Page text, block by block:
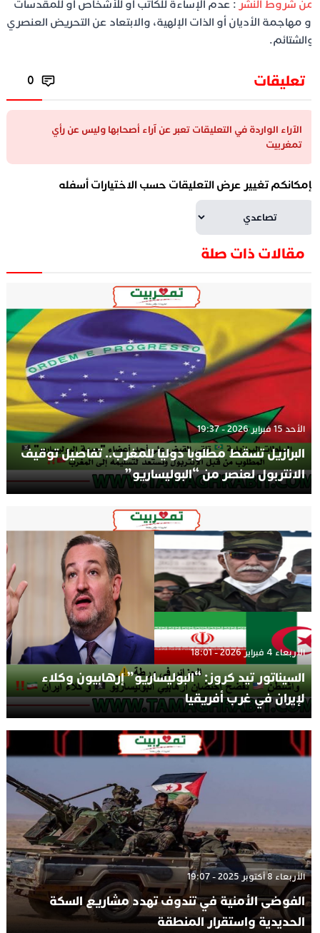
شروط النشر: عدم الإساءة للكاتب أو للأشخاص أو للمقدسات
مهاجمة الأديان أو الذات الإلهية، والابتعاد عن التحريض العنصري
تعليقات 0
الآراء الواردة في التعليقات تعبر عن آراء أصحابها وليس عن رأي
تمغربيت
تغيير عرض التعليقات حسب الاختيارات أسفله
مقالات ذات صلة
الأحد 15 فبراير 2026 - 19:37
البرازيل تسقط مطلوبا دوليا للمغرب.. تفاصيل توقيف
الانتربول لعنصر من “البوليساريو”
الأربعاء 4 فبراير 2026 - 18:01
السيناتور تيد كروز: “البوليساريو” إرهابيون وكلاء
لإيران في غرب أفريقيا
الأربعاء 8 أكتوبر 2025 - 19:07
الفوضى الأمنية في تندوف تهدد مشاريع السكة
الحديدية واستقرار المنطقة